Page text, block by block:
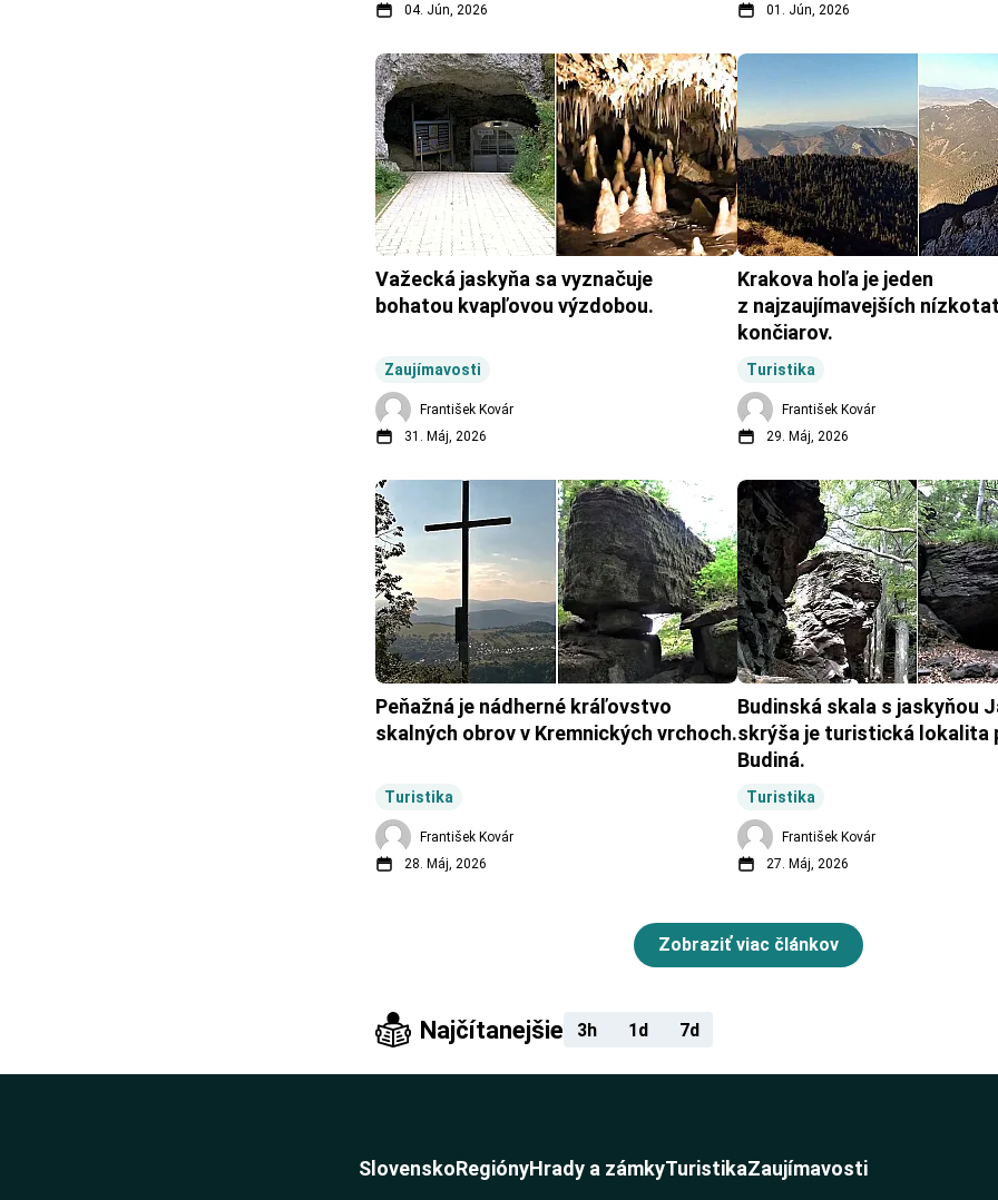
04. Jún, 2026
01. Jún, 2026
Zaujímavosti
Važecká jaskyňa sa vyznačuje
bohatou kvapľovou výzdobou.
František Kovár
31. Máj, 2026
Turistika
Krakova hoľa je jeden
z najzaujímavejších
končiarov.
František Kovár
29. Máj, 2026
Turistika
Peňažná je nádherné kráľovstvo
skalných obrov v Kremnických vrchoch.
František Kovár
28. Máj, 2026
Turistika
Budinská skala s jaskyňou
skrýša je turistická lokalita
Budiná.
František Kovár
27. Máj, 2026
Zobraziť viac článkov
Najčítanejšie 3h 1d 7d
SlovenskoRegiónyHrady a zámkyTuristikaZaujímavosti